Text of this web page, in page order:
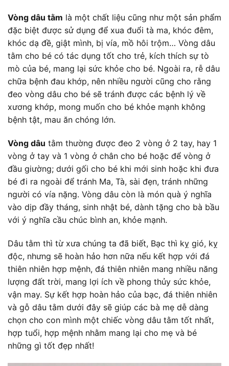
Vòng dâu tằm là một chất liệu cũng như một sản phẩm
đặc biệt được sử dụng để xua đuổi tà ma, khóc đêm,
khóc dạ đề, giật mình, bị vía, mồ hôi trộm… Vòng dâu
tằm cho bé có tác dụng tốt cho trẻ, kích thích sự tò
mò của bé, mang lại sức khỏe cho bé. Ngoài ra, rễ dâu
chữa bệnh đau khớp, nên nhiều người cũng cho rằng
đeo vòng dâu cho bé sẽ tránh được các bệnh lý về
xương khớp, mong muốn cho bé khỏe mạnh không
bệnh tật, mau ăn chóng lớn.
Vòng dâu tằm thường được đeo 2 vòng ở 2 tay, hay 1
vòng ở tay và 1 vòng ở chân cho bé hoặc để vòng ở
đầu giường; dưới gối cho bé khi mới sinh hoặc khi đưa
bé đi ra ngoài để tránh Ma, Tà, sài đẹn, tránh những
người có vía nặng. Vòng dâu còn là món quà ý nghĩa
vào dịp đầy tháng, sinh nhật bé, dành tặng cho bà bầu
với ý nghĩa cầu chúc bình an, khỏe mạnh.
Dâu tằm thì từ xưa chúng ta đã biết, Bạc thì kỵ gió, kỵ
độc, nhưng sẽ hoàn hảo hơn nữa nếu kết hợp với đá
thiên nhiên hợp mệnh, đá thiên nhiên mang nhiều năng
lượng đất trời, mang lợi ích về phong thủy sức khỏe,
vận may. Sự kết hợp hoàn hảo của bạc, đá thiên nhiên
và gỗ dâu tằm dưới đây sẽ giúp các bà mẹ dễ dàng
chọn cho con mình một chiếc vòng dâu tằm tốt nhất,
hợp tuổi, hợp mệnh nhằm mang lại cho mẹ và bé
những gì tốt đẹp nhất!